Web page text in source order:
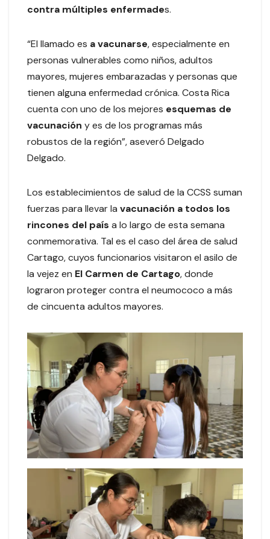
contra múltiples enfermades.
“El llamado es a vacunarse, especialmente en
personas vulnerables como niños, adultos
mayores, mujeres embarazadas y personas que
tienen alguna enfermedad crónica. Costa Rica
cuenta con uno de los mejores esquemas de
vacunación y es de los programas más
robustos de la región”, aseveró Delgado
Delgado.
Los establecimientos de salud de la CCSS suman
fuerzas para llevar la vacunación a todos los
rincones del país a lo largo de esta semana
conmemorativa. Tal es el caso del área de salud
Cartago, cuyos funcionarios visitaron el asilo de
la vejez en El Carmen de Cartago, donde
lograron proteger contra el neumococo a más
de cincuenta adultos mayores.